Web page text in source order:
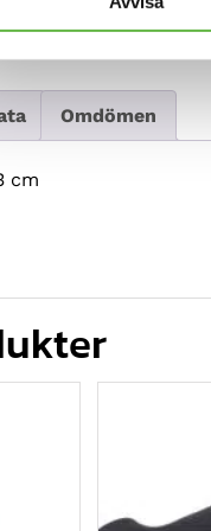
Omdömen
cm